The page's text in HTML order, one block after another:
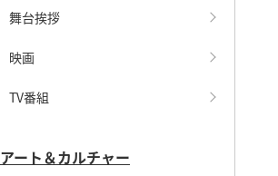
舞台挨拶
映画
TV番組
アート＆カルチャー